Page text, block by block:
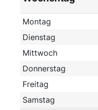
Montag
Dienstag
Mittwoch
Donnerstag
Freitag
Samstag